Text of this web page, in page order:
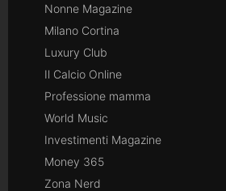
Nonne Magazine
Milano Cortina
Luxury Club
Il Calcio Online
Professione mamma
World Music
Investimenti Magazine
Money 365
Zona Nerd